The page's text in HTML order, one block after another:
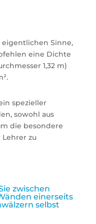
Sinne,
eine Dichte
1,32 m)
spezieller
sowohl aus
die besondere
zu
zwischen
einerseits
selbst